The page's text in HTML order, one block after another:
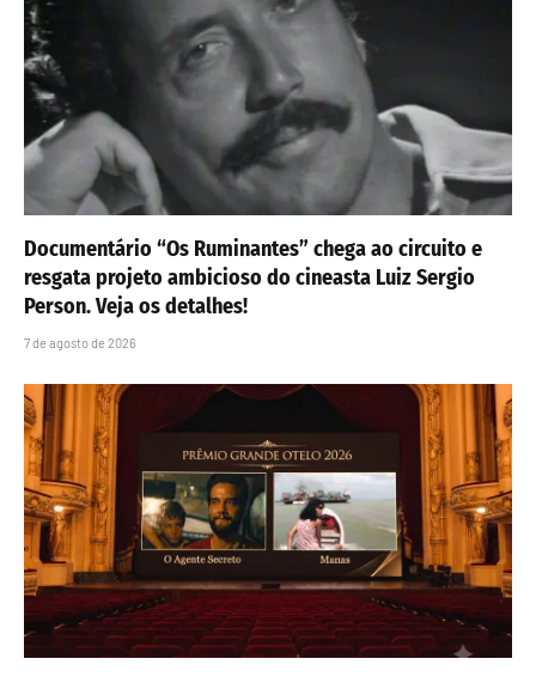
Documentário “Os Ruminantes” chega ao circuito e
resgata projeto ambicioso do cineasta Luiz Sergio
Person. Veja os detalhes!
7 de agosto de 2026